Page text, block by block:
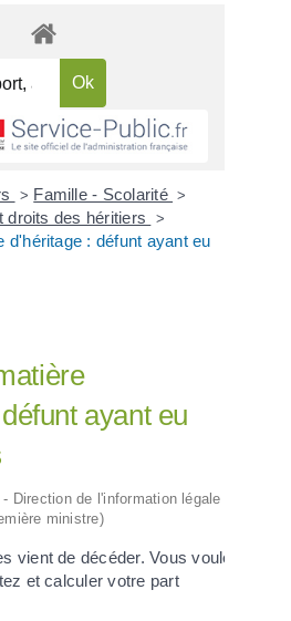
> Famille - Scolarité >
droits des héritiers >
d'héritage : défunt ayant eu
ayant eu
Direction de l'information légale
ministre)
vient de décéder. Vous voulez
et calculer votre part